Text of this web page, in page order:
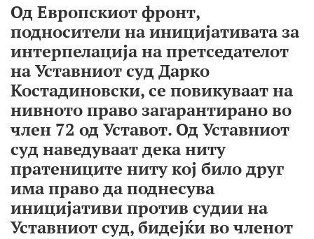
Од Европскиот фронт,
подносители на иницијативата за
интерпелација на претседателот
на Уставниот суд Дарко
Костадиновски, се повикуваат на
нивното право загарантирано во
член 72 од Уставот. Од Уставниот
суд наведуваат дека ниту
пратениците ниту кој било друг
има право да поднесува
иницијативи против судии на
Уставниот суд, бидејќи во членот